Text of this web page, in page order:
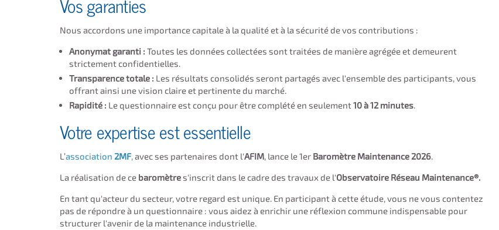
Nous accordons une importance capitale à la qualité et à la sécurité de vos contributions :
Anonymat garanti : Toutes les données collectées sont traitées de manière agrégée et demeurent
strictement confidentielles.
Transparence totale : Les résultats consolidés seront partagés avec l'ensemble des participants, vous
offrant ainsi une vision claire et pertinente du marché.
Rapidité : Le questionnaire est conçu pour être complété en seulement10 à 12 minutes
Votre expertise est essentielle
L’association 2MF, avec ses partenaires dont l'AFIM , lance le 1er Baromètre Maintenance 2026
La réalisation de ce baromètres'inscrit dans le cadre des travaux de l'Observatoire Réseau Maintenance®.
En tant qu'acteur du secteur, votre regard est unique. En participant à cette étude, vous ne vous contentez
pas de répondre à un questionnaire : vous aidez à enrichir une réflexion commune indispensable pour
structurer l'avenir de la maintenance industrielle.